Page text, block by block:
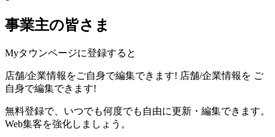
事業主の皆さま
Myタウンページに登録すると
店舗/企業情報をご自身で編集できます! 店舗/企業情報を ご
自身で編集できます!
無料登録で、いつでも何度でも自由に更新・編集できます。
Web集客を強化しましょう。